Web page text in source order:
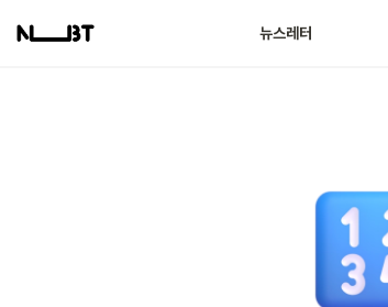
뉴스레터
광고 집행 사례